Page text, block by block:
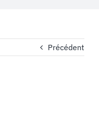
Précédent